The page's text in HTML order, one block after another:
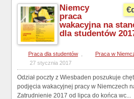
Niemcy
praca
wakacyjna na
dla studentów
Praca dla studentów Praca w
27 stycznia 2017
Odział poczty z Wiesbaden poszukuje
podjęcia wakacyjnej pracy w Niemczech
Zatrudnienie 2017 od lipca do końca wc...